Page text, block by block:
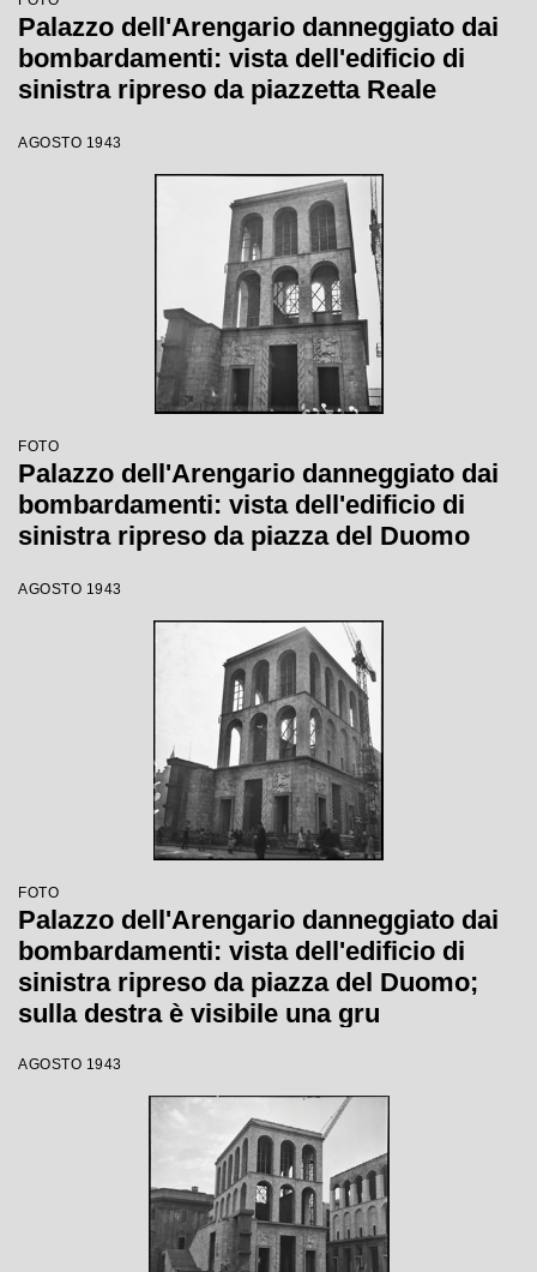
Palazzo dell'Arengario danneggiato dai
bombardamenti: vista dell'edificio di
sinistra ripreso da piazzetta Reale
AGOSTO 1943
FOTO
Palazzo dell'Arengario danneggiato dai
bombardamenti: vista dell'edificio di
sinistra ripreso da piazza del Duomo
AGOSTO 1943
FOTO
Palazzo dell'Arengario danneggiato dai
bombardamenti: vista dell'edificio di
sinistra ripreso da piazza del Duomo;
sulla destra è visibile una gru
AGOSTO 1943